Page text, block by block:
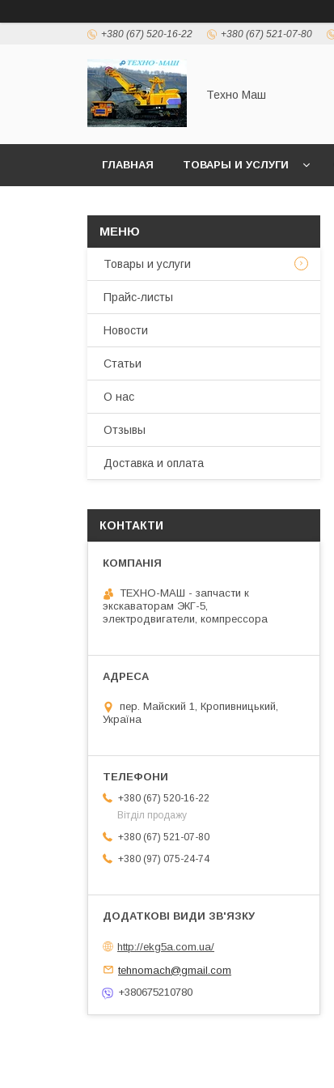
+380 (67) 520-16-22 +380 (67) 521-07-80
Техно Маш
ГЛАВНАЯ ТОВАРЫ И УСЛУГИ
Товары и услуги
Прайс-листы
Новости
Статьи
О нас
Отзывы
Доставка и оплата
КОНТАКТИ
ТЕХНО-МАШ - запчасти к
экскаваторам ЭКГ-5,
электродвигатели, компрессора
пер. Майский 1, Кропивницький,
Україна
+380 (67) 520-16-22
Вітділ продажу
+380 (67) 521-07-80
+380 (97) 075-24-74
http://ekg5a.com.ua/
tehnomach@gmail.com
+380675210780